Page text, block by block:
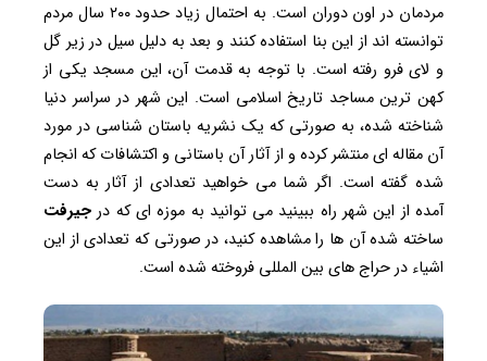
مردمان در اون دوران است. به احتمال زیاد حدود ۲۰۰ سال مردم
توانسته اند از این بنا استفاده کنند و بعد به دلیل سیل در زیر گل
و لای فرو رفته است. با توجه به قدمت آن، این مسجد یکی از
کهن ترین مساجد تاریخ اسلامی است. این شهر در سراسر دنیا
شناخته شده، به صورتی که یک نشریه باستان شناسی در مورد
آن مقاله ای منتشر کرده و از آثار آن باستانی و اکتشافات که انجام
شده گفته است. اگر شما می خواهید تعدادی از آثار به دست
آمده از این شهر راه ببینید می توانید به موزه ای که در جیرفت
ساخته شده آن ها را مشاهده کنید، در صورتی که تعدادی از این
اشیاء در حراج های بین المللی فروخته شده است.